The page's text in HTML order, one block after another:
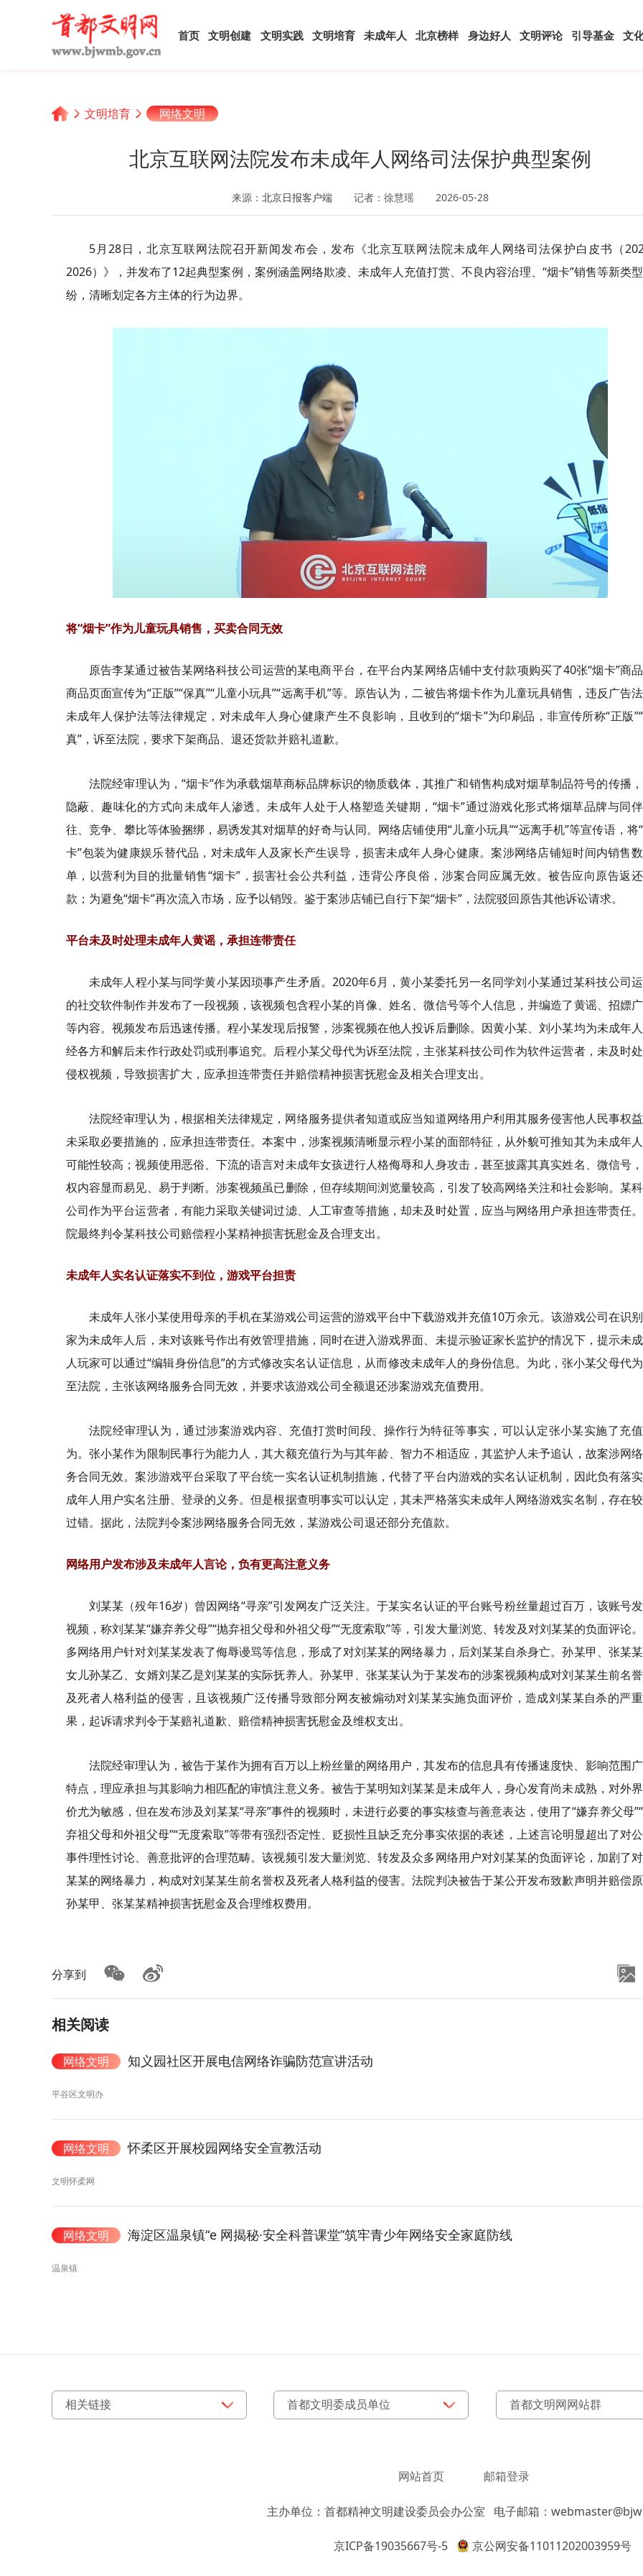
首页 文明创建 文明实践 文明培育 未成年人 北京榜样 身边好人 文明评论 引导基金 文
文明培育 网络文明
北京互联网法院发布未成年人网络司法保护典型案例
来源： 北京日报客户端 记者：徐慧瑶 2026-05-28
5月28日，北京互联网法院召开新闻发布会，发布《北京互联网法院未成年人网络司法保护白皮书（
2026）》，并发布了12起典型案例，案例涵盖网络欺凌、未成年人充值打赏、不良内容治理、“烟卡”销售等新类
纷，清晰划定各方主体的行为边界。
将“烟卡”作为儿童玩具销售，买卖合同无效
原告李某通过被告某网络科技公司运营的某电商平台，在平台内某网络店铺中支付款项购买了40张“烟卡”商品
商品页面宣传为“正版”“保真”“儿童小玩具”“远离手机”等。原告认为，二被告将烟卡作为儿童玩具销售，违反广告法
未成年人保护法等法律规定，对未成年人身心健康产生不良影响，且收到的“烟卡”为印刷品，非宣传所称“正版
真”，诉至法院，要求下架商品、退还货款并赔礼道歉。
法院经审理认为，“烟卡”作为承载烟草商标品牌标识的物质载体，其推广和销售构成对烟草制品符号的传播
隐蔽、趣味化的方式向未成年人渗透。未成年人处于人格塑造关键期，“烟卡”通过游戏化形式将烟草品牌与同
往、竞争、攀比等体验捆绑，易诱发其对烟草的好奇与认同。网络店铺使用“儿童小玩具”“远离手机”等宣传语，将
卡”包装为健康娱乐替代品，对未成年人及家长产生误导，损害未成年人身心健康。案涉网络店铺短时间内销售
单，以营利为目的批量销售“烟卡”，损害社会公共利益，违背公序良俗，涉案合同应属无效。被告应向原告返
款；为避免“烟卡”再次流入市场，应予以销毁。鉴于案涉店铺已自行下架“烟卡”，法院驳回原告其他诉讼请求。
平台未及时处理未成年人黄谣，承担连带责任
未成年人程小某与同学黄小某因琐事产生矛盾。2020年6月，黄小某委托另一名同学刘小某通过某科技公司
的社交软件制作并发布了一段视频，该视频包含程小某的肖像、姓名、微信号等个人信息，并编造了黄谣、招嫖
等内容。视频发布后迅速传播。程小某发现后报警，涉案视频在他人投诉后删除。因黄小某、刘小某均为未成年人
经各方和解后未作行政处罚或刑事追究。后程小某父母代为诉至法院，主张某科技公司作为软件运营者，未及时
侵权视频，导致损害扩大，应承担连带责任并赔偿精神损害抚慰金及相关合理支出。
法院经审理认为，根据相关法律规定，网络服务提供者知道或应当知道网络用户利用其服务侵害他人民事权益
未采取必要措施的，应承担连带责任。本案中，涉案视频清晰显示程小某的面部特征，从外貌可推知其为未成年
可能性较高；视频使用恶俗、下流的语言对未成年女孩进行人格侮辱和人身攻击，甚至披露其真实姓名、微信号
权内容显而易见、易于判断。涉案视频虽已删除，但存续期间浏览量较高，引发了较高网络关注和社会影响。某
公司作为平台运营者，有能力采取关键词过滤、人工审查等措施，却未及时处置，应当与网络用户承担连带责任
院最终判令某科技公司赔偿程小某精神损害抚慰金及合理支出。
未成年人实名认证落实不到位，游戏平台担责
未成年人张小某使用母亲的手机在某游戏公司运营的游戏平台中下载游戏并充值10万余元。该游戏公司在识
家为未成年人后，未对该账号作出有效管理措施，同时在进入游戏界面、未提示验证家长监护的情况下，提示未
人玩家可以通过“编辑身份信息”的方式修改实名认证信息，从而修改未成年人的身份信息。为此，张小某父母代
至法院，主张该网络服务合同无效，并要求该游戏公司全额退还涉案游戏充值费用。
法院经审理认为，通过涉案游戏内容、充值打赏时间段、操作行为特征等事实，可以认定张小某实施了充
为。张小某作为限制民事行为能力人，其大额充值行为与其年龄、智力不相适应，其监护人未予追认，故案涉网
务合同无效。案涉游戏平台采取了平台统一实名认证机制措施，代替了平台内游戏的实名认证机制，因此负有落
成年人用户实名注册、登录的义务。但是根据查明事实可以认定，其未严格落实未成年人网络游戏实名制，存在
过错。据此，法院判令案涉网络服务合同无效，某游戏公司退还部分充值款。
网络用户发布涉及未成年人言论，负有更高注意义务
刘某某（殁年16岁）曾因网络“寻亲”引发网友广泛关注。于某实名认证的平台账号粉丝量超过百万，该账号
视频，称刘某某“嫌弃养父母”“抛弃祖父母和外祖父母”“无度索取”等，引发大量浏览、转发及对刘某某的负面评论
多网络用户针对刘某某发表了侮辱谩骂等信息，形成了对刘某某的网络暴力，后刘某某自杀身亡。孙某甲、张某
女儿孙某乙、女婿刘某乙是刘某某的实际抚养人。孙某甲、张某某认为于某发布的涉案视频构成对刘某某生前名
及死者人格利益的侵害，且该视频广泛传播导致部分网友被煽动对刘某某实施负面评价，造成刘某某自杀的严
果，起诉请求判令于某赔礼道歉、赔偿精神损害抚慰金及维权支出。
法院经审理认为，被告于某作为拥有百万以上粉丝量的网络用户，其发布的信息具有传播速度快、影响范围
特点，理应承担与其影响力相匹配的审慎注意义务。被告于某明知刘某某是未成年人，身心发育尚未成熟，对外
价尤为敏感，但在发布涉及刘某某“寻亲”事件的视频时，未进行必要的事实核查与善意表达，使用了“嫌弃养父母
弃祖父母和外祖父母”“无度索取”等带有强烈否定性、贬损性且缺乏充分事实依据的表述，上述言论明显超出了对
事件理性讨论、善意批评的合理范畴。该视频引发大量浏览、转发及众多网络用户对刘某某的负面评论，加剧了
某某的网络暴力，构成对刘某某生前名誉权及死者人格利益的侵害。法院判决被告于某公开发布致歉声明并赔偿
孙某甲、张某某精神损害抚慰金及合理维权费用。
分享到
相关阅读
网络文明 知义园社区开展电信网络诈骗防范宣讲活动
平谷区文明办
网络文明 怀柔区开展校园网络安全宣教活动
文明怀柔网
网络文明 海淀区温泉镇“e 网揭秘·安全科普课堂”筑牢青少年网络安全家庭防线
温泉镇
网站首页 邮箱登录
主办单位：首都精神文明建设委员会办公室 电子邮箱：
京ICP备19035667号-5 京公网安备11011202003959号